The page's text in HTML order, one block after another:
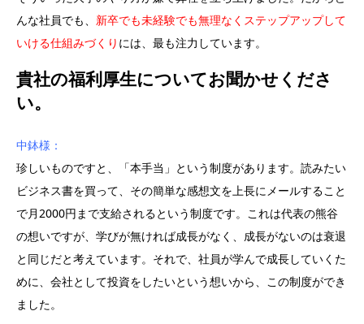
んな社員でも、 新卒でも未経験でも無理なくステップアップして
いける仕組みづくり には、最も注力しています。
貴社の福利厚生についてお聞かせくださ
い。
中鉢様：
珍しいものですと、「本手当」という制度があります。読みたい
ビジネス書を買って、その簡単な感想文を上長にメールすること
で月2000円まで支給されるという制度です。これは代表の熊谷
の想いですが、学びが無ければ成長がなく、成長がないのは衰退
と同じだと考えています。それで、社員が学んで成長していくた
めに、会社として投資をしたいという想いから、この制度ができ
ました。